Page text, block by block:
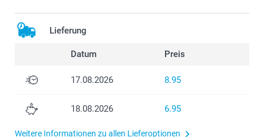
Lieferung
Datum Preis
17.08.2026 8.95
18.08.2026 6.95
Weitere Informationen zu allen Lieferoptionen